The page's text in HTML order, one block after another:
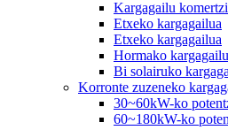
Kargagailu
Etxeko kargagailua
Etxeko kargagailua
Hormako
Bi solairuko
Korronte zuzeneko
30~60kW-ko
60~180kW-ko